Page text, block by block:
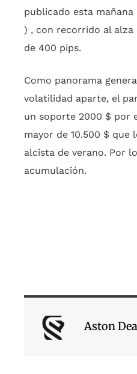
publicado esta mañana
) , con recorrido al
de 400 pips.
Como panorama
volatilidad aparte, el
un soporte 2000 $ por
mayor de 10.500 $ que
alcista de verano. Por
acumulación.
Aston